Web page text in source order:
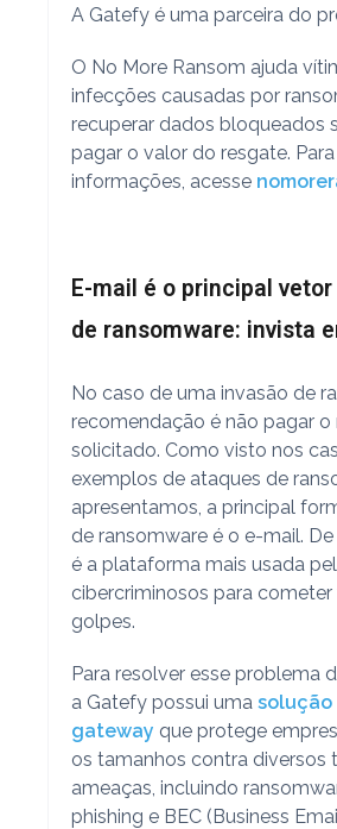
A Gatefy é uma parceira do
O No More Ransom ajuda
infecções causadas por
recuperar dados bloqueados
pagar o valor do resgate.
informações, acesse
E-mail é o principal
de ransomware: invista
No caso de uma invasão de
recomendação é não pagar o
solicitado. Como visto nos
exemplos de ataques de
apresentamos, a principal
de ransomware é o e-mail.
é a plataforma mais usada
cibercriminosos para cometer
golpes.
Para resolver esse problema
a Gatefy possui uma solução
gateway que protege
os tamanhos contra diversos
ameaças, incluindo
phishing e BEC (Business